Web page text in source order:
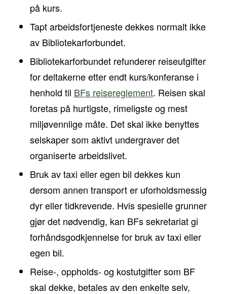
på kurs.
Tapt arbeidsfortjeneste dekkes normalt ikke
av Bibliotekarforbundet.
Bibliotekarforbundet refunderer reiseutgifter
for deltakerne etter endt kurs/konferanse i
henhold til BFs reisereglement. Reisen skal
foretas på hurtigste, rimeligste og mest
miljøvennlige måte. Det skal ikke benyttes
selskaper som aktivt undergraver det
organiserte arbeidslivet.
Bruk av taxi eller egen bil dekkes kun
dersom annen transport er uforholdsmessig
dyr eller tidkrevende. Hvis spesielle grunner
gjør det nødvendig, kan BFs sekretariat gi
forhåndsgodkjennelse for bruk av taxi eller
egen bil.
Reise-, oppholds- og kostutgifter som BF
skal dekke, betales av den enkelte selv,